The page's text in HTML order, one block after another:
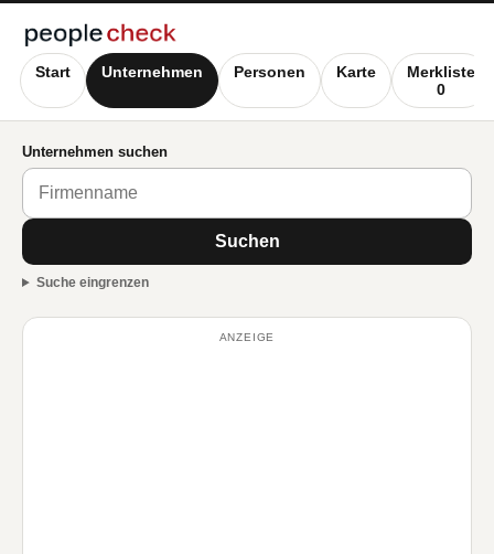
Start Unternehmen Personen Karte
Merkliste
0
Unternehmen suchen
Suchen
Suche eingrenzen
ANZEIGE